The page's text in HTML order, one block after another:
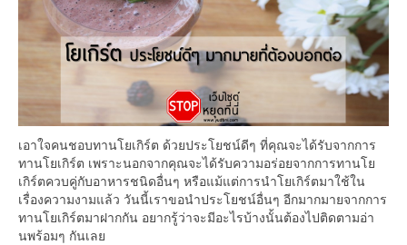
เอาใจคนชอบทานโยเกิร์ต ด้วยประโยชน์ดีๆ ที่คุณจะได้รับจากการ
ทานโยเกิร์ต เพราะนอกจากคุณจะได้รับความอร่อยจากการทานโย
เกิร์ตควบคู่กับอาหารชนิดอื่นๆ หรือแม้แต่การนำโยเกิร์ตมาใช้ใน
เรื่องความงามแล้ว วันนี้เราขอนำประโยชน์อื่นๆ อีกมากมายจากการ
ทานโยเกิร์ตมาฝากกัน อยากรู้ว่าจะมีอะไรบ้างนั้นต้องไปติดตามอ่า
นพร้อมๆ กันเลย